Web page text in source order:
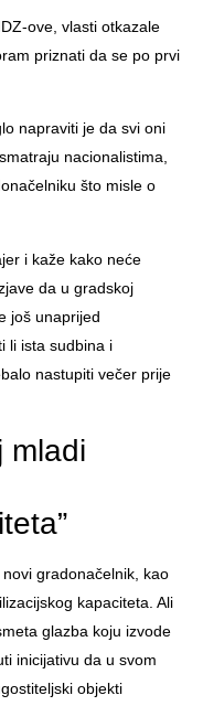
ove, vlasti otkazale
priznati da se po prvi
napraviti je da svi oni
nacionalistima,
što misle o
i kaže kako neće
da u gradskoj
još unaprijed
li ista sudbina i
nastupiti večer prije
mladi
gradonačelnik, kao
kapaciteta. Ali
glazba koju izvode
inicijativu da u svom
objekti